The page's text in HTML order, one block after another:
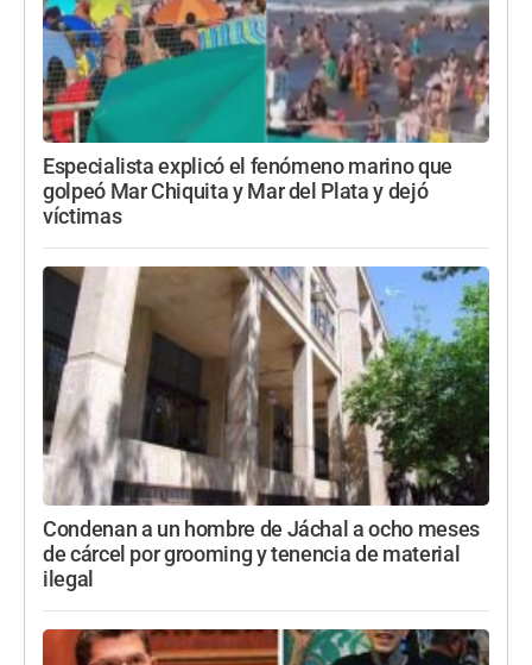
Especialista explicó el fenómeno marino que
golpeó Mar Chiquita y Mar del Plata y dejó
víctimas
Condenan a un hombre de Jáchal a ocho meses
de cárcel por grooming y tenencia de material
ilegal